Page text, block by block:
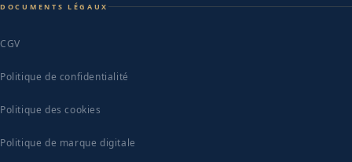
DOCUMENTS LÉGAUX
CGV
Politique de confidentialité
Politique des cookies
Politique de marque digitale